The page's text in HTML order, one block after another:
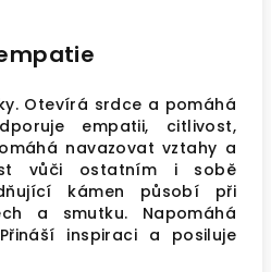
empatie
Otevírá srdce a pomáhá
empatii, citlivost,
navazovat vztahy a
vůči ostatním i sobě
kámen působí při
a smutku. Napomáhá
inspiraci a posiluje